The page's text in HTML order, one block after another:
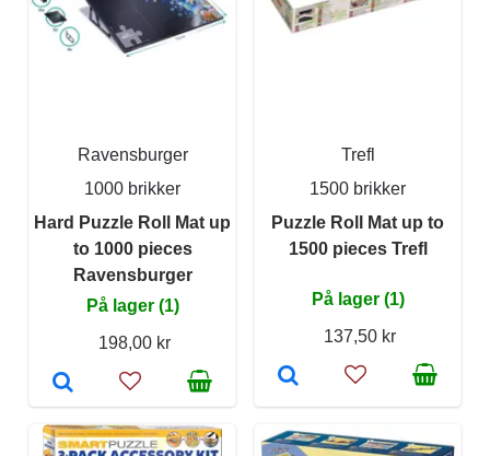
Ravensburger
1000 brikker
Hard Puzzle Roll Mat up
to 1000 pieces
Ravensburger
På lager (1)
198,00 kr
Trefl
1500 brikker
Puzzle Roll Mat up to
1500 pieces Trefl
På lager (1)
137,50 kr